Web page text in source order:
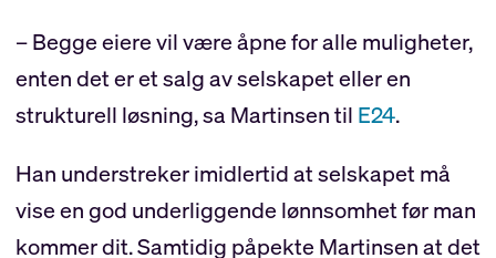
– Begge eiere vil være åpne for alle muligheter,
enten det er et salg av selskapet eller en
strukturell løsning, sa Martinsen til E24.
Han understreker imidlertid at selskapet må
vise en god underliggende lønnsomhet før man
kommer dit. Samtidig påpekte Martinsen at det